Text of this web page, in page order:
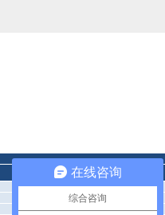
在线咨询
综合咨询